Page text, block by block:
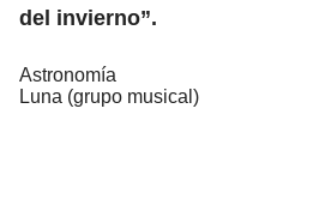
del invierno”.
Astronomía
Luna (grupo musical)